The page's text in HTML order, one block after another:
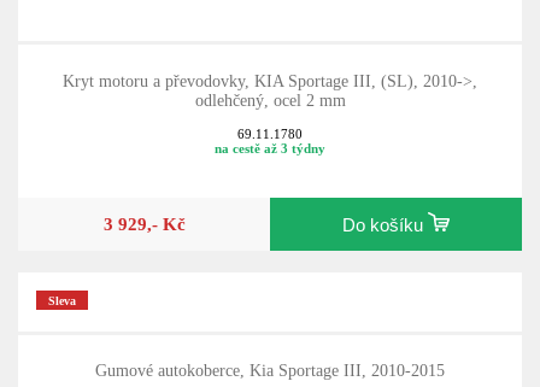
Kryt motoru a převodovky, KIA Sportage III, (SL), 2010->,
odlehčený, ocel 2 mm
69.11.1780
na cestě až 3 týdny
3 929,- Kč Do košíku
Sleva
Gumové autokoberce, Kia Sportage III, 2010-2015